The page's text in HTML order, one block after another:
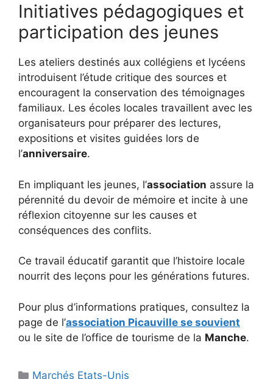
Initiatives pédagogiques et
participation des jeunes
Les ateliers destinés aux collégiens et lycéens
introduisent l’étude critique des sources et
encouragent la conservation des témoignages
familiaux. Les écoles locales travaillent avec les
organisateurs pour préparer des lectures,
expositions et visites guidées lors de
l’anniversaire.
En impliquant les jeunes, l’association assure la
pérennité du devoir de mémoire et incite à une
réflexion citoyenne sur les causes et
conséquences des conflits.
Ce travail éducatif garantit que l’histoire locale
nourrit des leçons pour les générations futures.
Pour plus d’informations pratiques, consultez la
page de l’association Picauville se souvient
ou le site de l’office de tourisme de la Manche.
Catégories
Marchés Etats-Unis